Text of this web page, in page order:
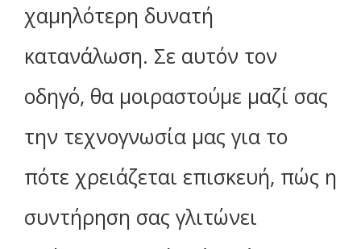
χαμηλότερη δυνατή
κατανάλωση. Σε αυτόν τον
οδηγό, θα μοιραστούμε μαζί σας
την τεχνογνωσία μας για το
πότε χρειάζεται επισκευή, πώς η
συντήρηση σας γλιτώνει